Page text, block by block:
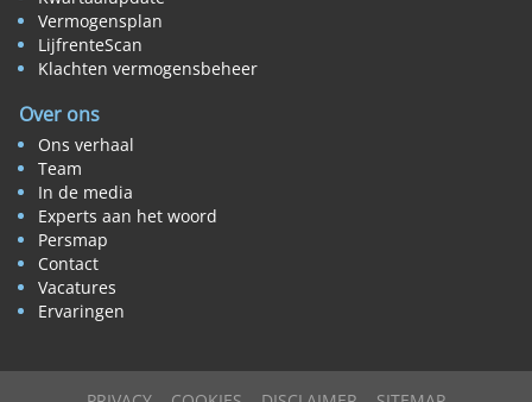
Vermogensplan
LijfrenteScan
Klachten vermogensbeheer
Over ons
Ons verhaal
Team
In de media
Experts aan het woord
Persmap
Contact
Vacatures
Ervaringen